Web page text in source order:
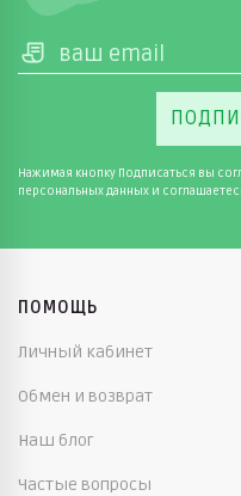
Нажимая кнопку Подписаться вы
персональных данных и
ПОМОЩЬ
Личный кабинет
Обмен и возврат
Наш блог
Частые вопросы